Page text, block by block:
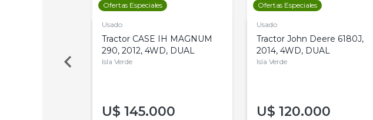
Ofertas Especiales
Usado
Tractor CASE IH MAGNUM
290, 2012, 4WD, DUAL
Isla Verde
U$ 145.000
Ofertas Especiales
Usado
Tractor John Deere 6180J,
2014, 4WD, DUAL
Isla Verde
U$ 120.000